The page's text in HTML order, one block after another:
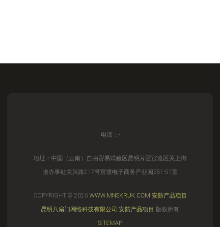
电话：-
地址：中国（云南）自由贸易试验区昆明片区官渡区关上街
道办事处关兴路217号官渡电子商务产业园551-51室
COPYRIGHT © 2026 WWW.MNSKRUK.COM 安防产品项目
昆明八扇门网络科技有限公司 安防产品项目 版权所有
SITEMAP